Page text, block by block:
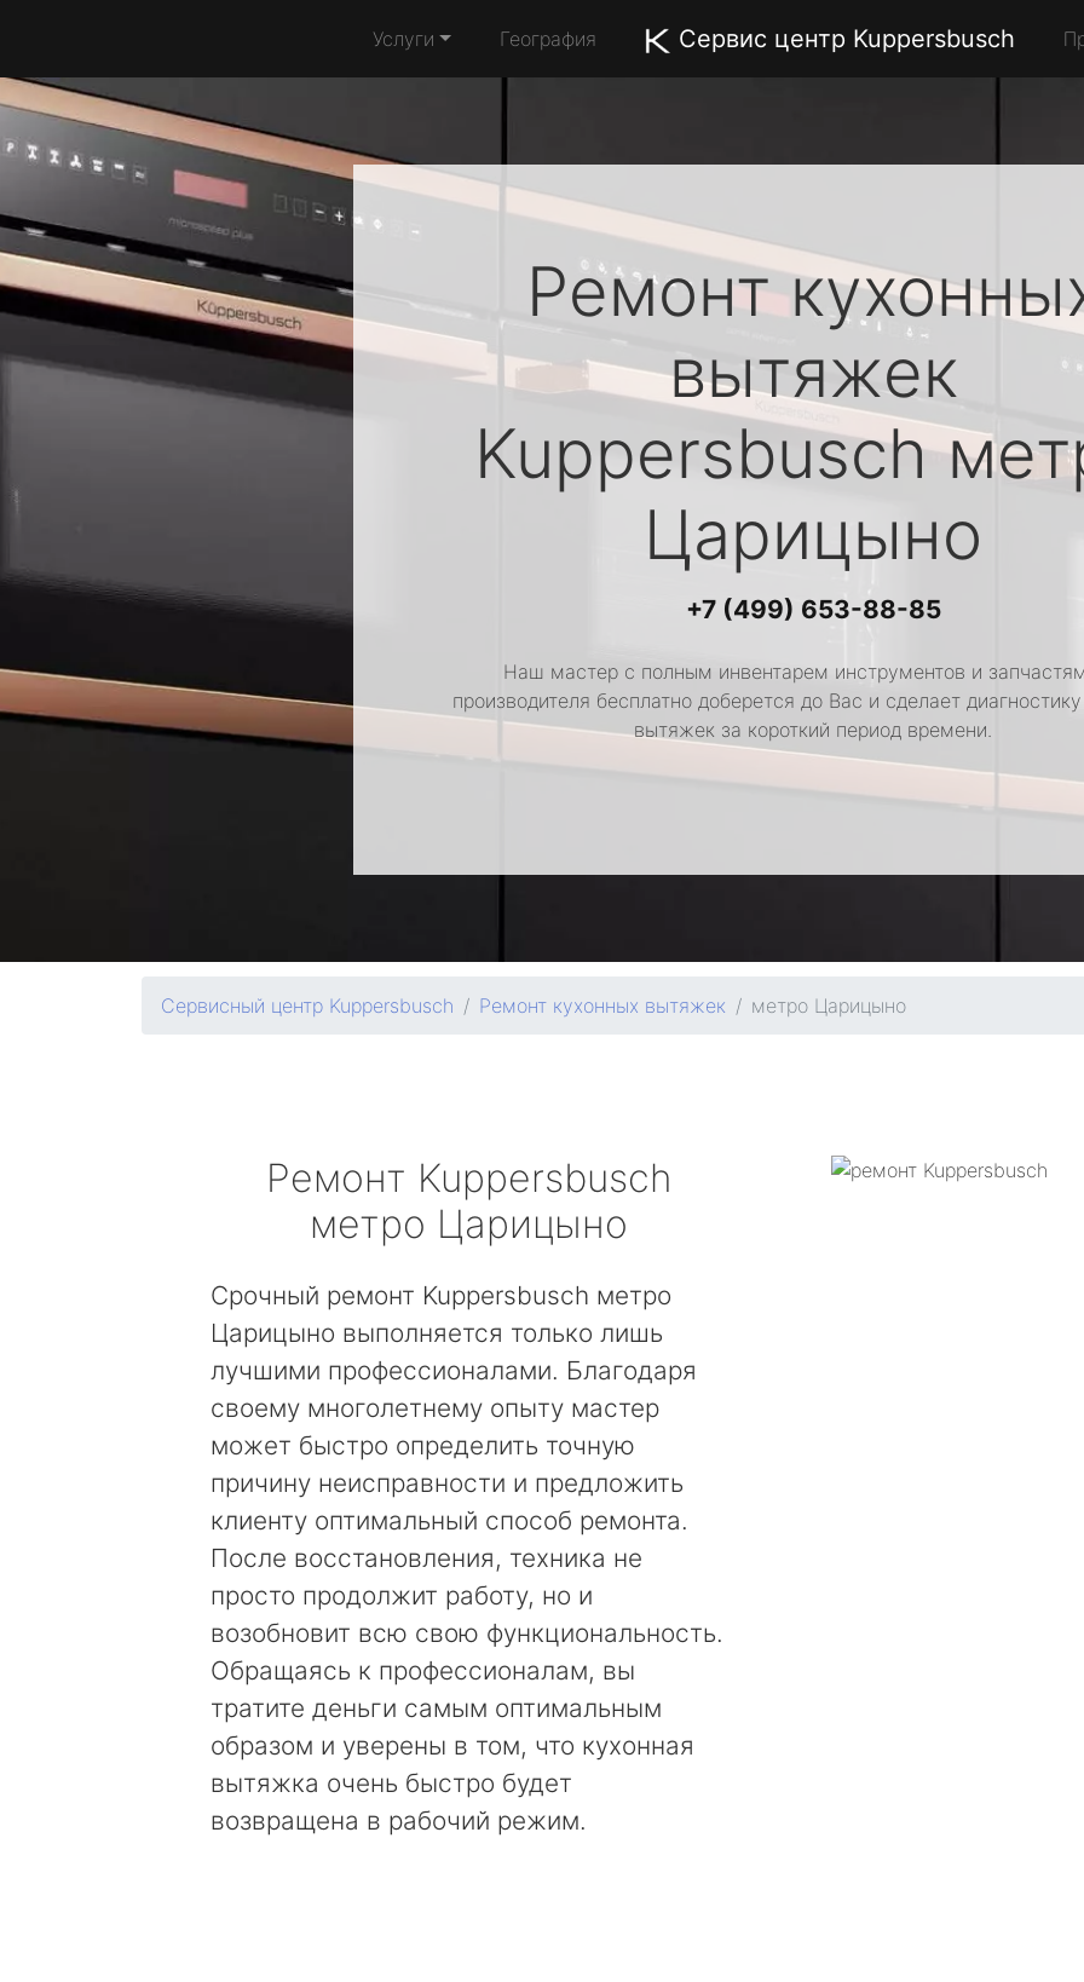
Услуги География Сервис центр Kuppersbusch
Ремонт
вытяжек
Kuppersbusch
Царицыно
+7 (499) 653-88-85
Наш мастер с полным инвентарем инструментов и
производителя бесплатно доберется до Вас и сделает
вытяжек за короткий период времени.
Сервисный центр Kuppersbusch Ремонт кухонных вытяжек метро Царицыно
Ремонт Kuppersbusch
метро Царицыно
Срочный ремонт Kuppersbusch метро
Царицыно выполняется только лишь
лучшими профессионалами. Благодаря
своему многолетнему опыту мастер
может быстро определить точную
причину неисправности и предложить
клиенту оптимальный способ ремонта.
После восстановления, техника не
просто продолжит работу, но и
возобновит всю свою функциональность.
Обращаясь к профессионалам, вы
тратите деньги самым оптимальным
образом и уверены в том, что кухонная
вытяжка очень быстро будет
возвращена в рабочий режим.